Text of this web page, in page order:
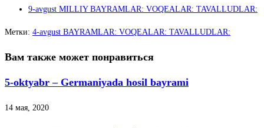
9-avgust MILLIY BAYRAMLAR: VOQEALAR: TAVALLUDLAR:
Метки: 4-avgust BAYRAMLAR: VOQEALAR: TAVALLUDLAR:
Вам также может понравиться
5-oktyabr – Germaniyada hosil bayrami
14 мая, 2020